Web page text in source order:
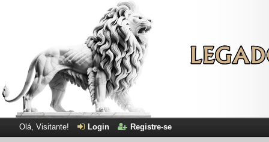
Olá, Visitante! Login Registre-se